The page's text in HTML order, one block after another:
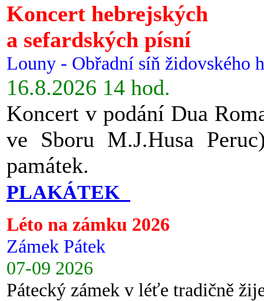
Koncert hebrejských
a sefardských písní
Louny - Obřadní síň židovského
16.8.2026 14 hod.
Koncert v podání Dua
ve Sboru M.J.Husa
památek.
PLAKÁTEK
Léto na zámku 2026
Zámek Pátek
07-09 2026
Pátecký zámek v léťe tradičně